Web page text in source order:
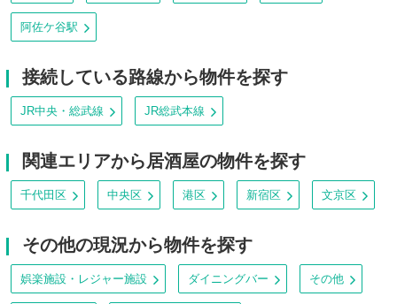
阿佐ケ谷駅
接続している路線から物件を探す
JR中央・総武線 JR総武本線
関連エリアから居酒屋の物件を探す
千代田区 中央区 港区 新宿区 文京区
その他の現況から物件を探す
娯楽施設・レジャー施設 ダイニングバー その他